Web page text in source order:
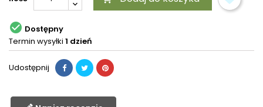
 Dostępny
Termin wysyłki 1 dzień
Udostępnij